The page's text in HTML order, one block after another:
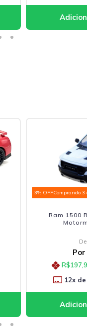
3% OFFComprando 3
Ram 1500
De
Por
12x de